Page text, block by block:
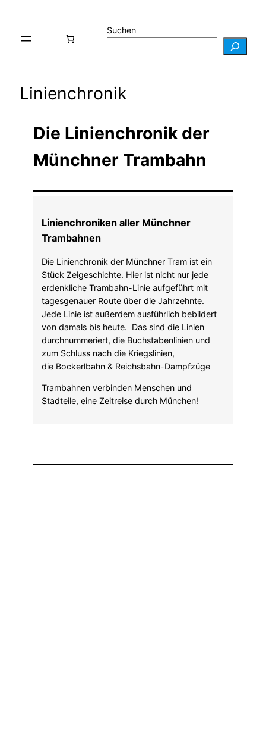
Suchen
Linienchronik
Die Linienchronik der
Münchner Trambahn
Linienchroniken aller Münchner
Trambahnen
Die Linienchronik der Münchner Tram ist ein
Stück Zeigeschichte. Hier ist nicht nur jede
erdenkliche Trambahn-Linie aufgeführt mit
tagesgenauer Route über die Jahrzehnte.
Jede Linie ist außerdem ausführlich bebildert
von damals bis heute. Das sind die Linien
durchnummeriert, die Buchstabenlinien und
zum Schluss nach die Kriegslinien,
die Bockerlbahn & Reichsbahn-Dampfzüge
Trambahnen verbinden Menschen und
Stadteile, eine Zeitreise durch München!